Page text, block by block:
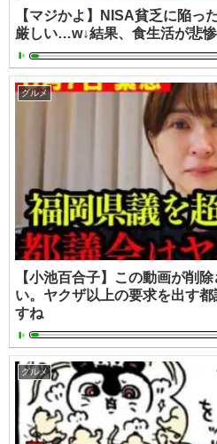
【マジかよ】NISA貧乏に陥っ
厳しい…w↓結果、食生活が悲
グルメ
【小池百合子】この動画が削
い。ヤクザ以上の要求を出す
すね
グルメ